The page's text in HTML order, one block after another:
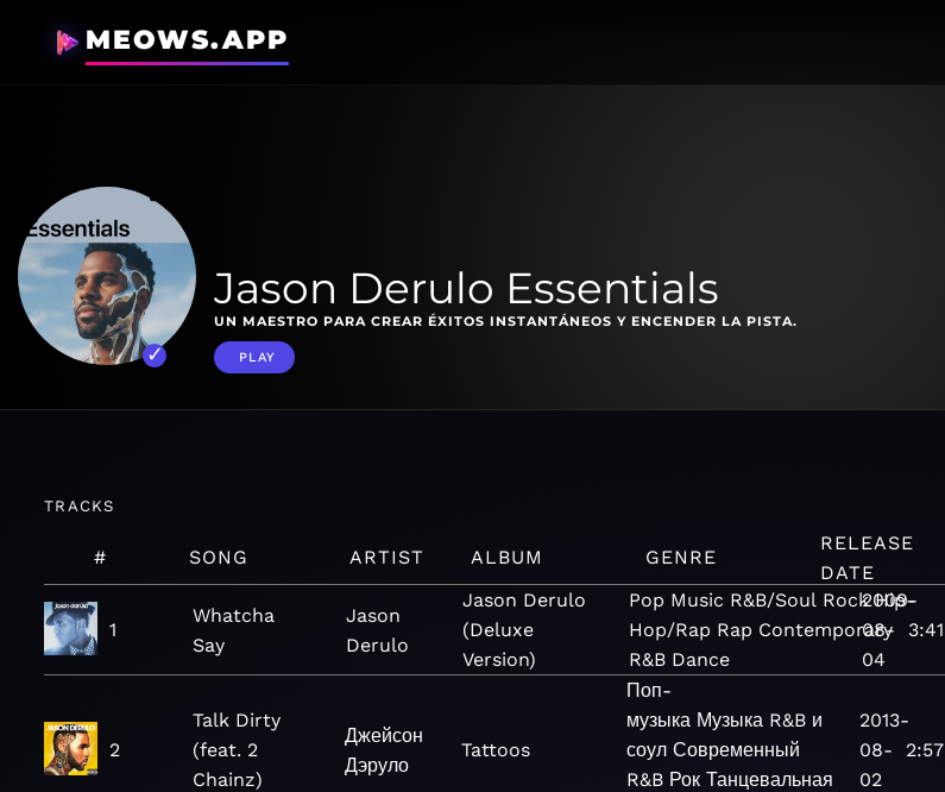
MEOWS.APP
Jason Derulo Essentials
UN MAESTRO PARA CREAR ÉXITOS INSTANTÁNEOS Y ENCENDER LA PISTA.
PLAY
TRACKS
# SONG ARTIST ALBUM GENRE
RELEASE
DATE
1
Whatcha
Say
Jason
Derulo
Jason Derulo
(Deluxe
Version)
Pop Music R&B/Soul Rock Hip-
Hop/Rap Rap Contemporary
R&B Dance
2009-
08-
04
3:41
2
Talk Dirty
(feat. 2
Chainz)
Джейсон
Дэруло
Tattoos
Поп-
музыка Музыка R&B и
соул Современный
R&B Рок Танцевальная
2013-
08-
02
2:57